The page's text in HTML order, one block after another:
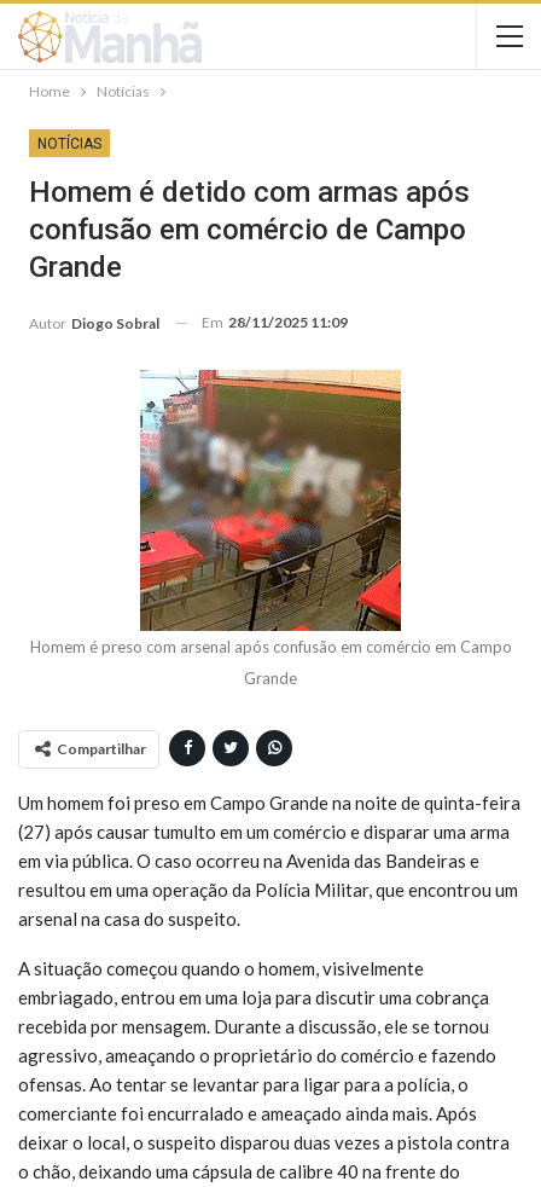
Home Notícias
NOTÍCIAS
Homem é detido com armas após
confusão em comércio de Campo
Grande
Autor Diogo Sobral Em 28/11/2025 11:09
Homem é preso com arsenal após confusão em comércio em Campo
Grande
Compartilhar
Um homem foi preso em Campo Grande na noite de quinta-feira
(27) após causar tumulto em um comércio e disparar uma arma
em via pública. O caso ocorreu na Avenida das Bandeiras e
resultou em uma operação da Polícia Militar, que encontrou um
arsenal na casa do suspeito.
A situação começou quando o homem, visivelmente
embriagado, entrou em uma loja para discutir uma cobrança
recebida por mensagem. Durante a discussão, ele se tornou
agressivo, ameaçando o proprietário do comércio e fazendo
ofensas. Ao tentar se levantar para ligar para a polícia, o
comerciante foi encurralado e ameaçado ainda mais. Após
deixar o local, o suspeito disparou duas vezes a pistola contra
o chão, deixando uma cápsula de calibre 40 na frente do